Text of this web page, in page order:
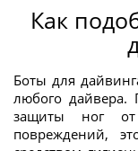
Как
Боты для
любого
защиты ног
повреждений,